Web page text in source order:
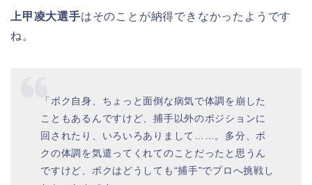
上甲凌大選手はそのことが納得できなかったようです
ね。
「ボク自身、ちょっと面倒な病気で体調を崩した
こともあるんですけど、捕手以外のポジションに
回されたり、いろいろありまして……。多分、ボ
クの体調を気遣ってくれてのことだったと思うん
ですけど、ボクはどうしても“捕手”でプロへ挑戦し